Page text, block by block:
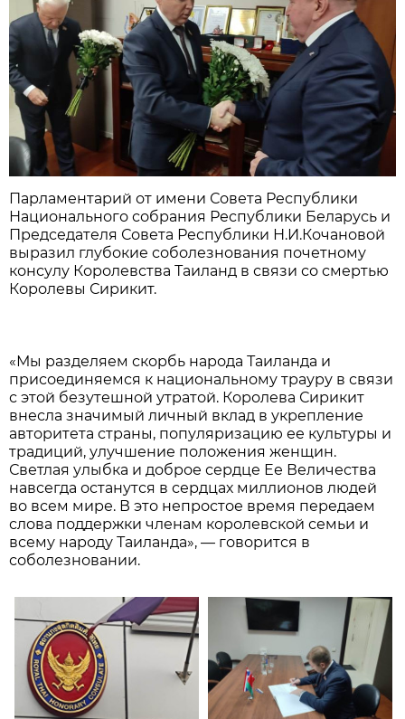
Парламентарий от имени Совета Республики
Национального собрания Республики Беларусь и
Председателя Совета Республики Н.И.Кочановой
выразил глубокие соболезнования почетному
консулу Королевства Таиланд в связи со смертью
Королевы Сирикит.
«Мы разделяем скорбь народа Таиланда и
присоединяемся к национальному трауру в связи
с этой безутешной утратой. Королева Сирикит
внесла значимый личный вклад в укрепление
авторитета страны, популяризацию ее культуры и
традиций, улучшение положения женщин.
Светлая улыбка и доброе сердце Ее Величества
навсегда останутся в сердцах миллионов людей
во всем мире. В это непростое время передаем
слова поддержки членам королевской семьи и
всему народу Таиланда», — говорится в
соболезновании.